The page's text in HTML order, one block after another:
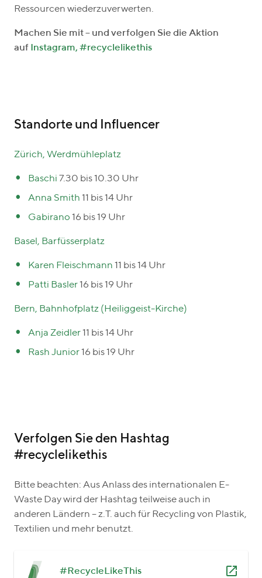
Ressourcen wiederzuverwerten.
Machen Sie mit – und verfolgen Sie die Aktion
auf Instagram, #recyclelikethis
Standorte und Influencer
Zürich, Werdmühleplatz
Baschi 7.30 bis 10.30 Uhr
Anna Smith 11 bis 14 Uhr
Gabirano 16 bis 19 Uhr
Basel, Barfüsserplatz
Karen Fleischmann 11 bis 14 Uhr
Patti Basler16 bis 19 Uhr
Bern, Bahnhofplatz (Heiliggeist-Kirche)
Anja Zeidler11 bis 14 Uhr
Rash Junior16 bis 19 Uhr
Verfolgen Sie den Hashtag
#recyclelikethis
Bitte beachten: Aus Anlass des internationalen E-
Waste Day wird der Hashtag teilweise auch in
anderen Ländern – z.T. auch für Recycling von Plastik,
Textilien und mehr benutzt.
#RecycleLikeThis